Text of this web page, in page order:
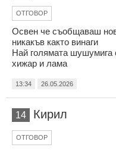
ОТГОВОР
Освен че съобщаваш
никакъв както винаги
Най голямата шушумига
хижар и лама
13:34 26.05.2026
14 Кирил
ОТГОВОР